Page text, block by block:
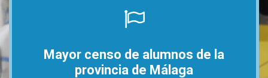
Mayor censo de alumnos de la
provincia de Málaga